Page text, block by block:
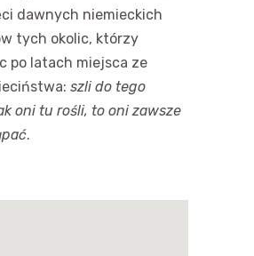
dawnych niemieckich
tych okolic, którzy
po latach miejsca ze
szli do tego
oni tu rośli, to oni zawsze
.